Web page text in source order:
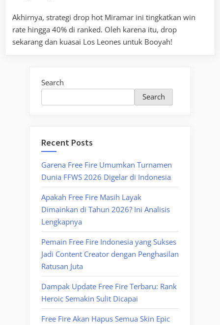
Akhirnya, strategi drop hot Miramar ini tingkatkan win
rate hingga 40% di ranked. Oleh karena itu, drop
sekarang dan kuasai Los Leones untuk Booyah!
Search
Search
Recent Posts
Garena Free Fire Umumkan Turnamen
Dunia FFWS 2026 Digelar di Indonesia
Apakah Free Fire Masih Layak
Dimainkan di Tahun 2026? Ini Analisis
Lengkapnya
Pemain Free Fire Indonesia yang Sukses
Jadi Content Creator dengan Penghasilan
Ratusan Juta
Dampak Update Free Fire Terbaru: Rank
Heroic Semakin Sulit Dicapai
Free Fire Akan Hapus Semua Skin Epic